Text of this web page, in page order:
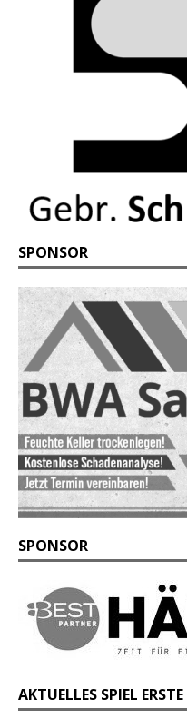
SPONSOR
SPONSOR
AKTUELLES SPIEL ERSTE